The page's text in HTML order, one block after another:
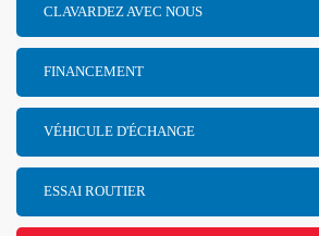
CLAVARDEZ AVEC NOUS
FINANCEMENT
VÉHICULE D'ÉCHANGE
ESSAI ROUTIER